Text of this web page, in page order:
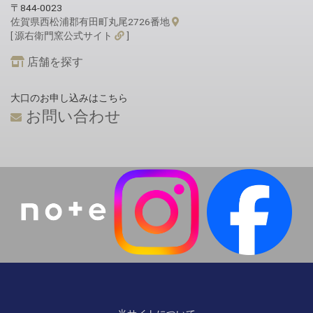
〒844-0023
佐賀県西松浦郡有田町丸尾2726番地
[ 源右衛門窯公式サイト
]
店舗を探す
大口のお申し込みはこちら
お問い合わせ